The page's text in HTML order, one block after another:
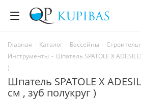
Главная - Каталог - Бассейны -
Инструменты - Шпатель SPATOLE X
)
Шпатель SPATOLE X
см , зуб полукруг )